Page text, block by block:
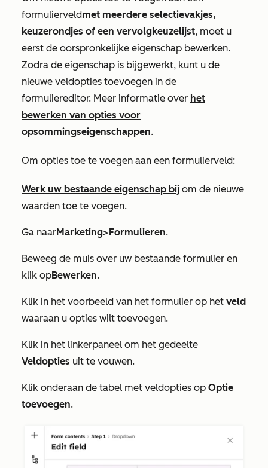
formulierveldmet meerdere selectievakjes,
keuzerondjes of een vervolgkeuzelijst, moet u
eerst de oorspronkelijke eigenschap bewerken.
Zodra de eigenschap is bijgewerkt, kunt u de
nieuwe veldopties toevoegen in de
formuliereditor. Meer informatie over het
bewerken van opties voor
opsommingseigenschappen.
Om opties toe te voegen aan een formulierveld:
Werk uw bestaande eigenschap bij om de nieuwe
waarden toe te voegen.
Ga naarMarketing>Formulieren.
Beweeg de muis over uw bestaande formulier en
klik opBewerken.
Klik in het voorbeeld van het formulier op het veld
waaraan u opties wilt toevoegen.
Klik in het linkerpaneel om het gedeelte
Veldopties uit te vouwen.
Klik onderaan de tabel met veldopties op Optie
toevoegen.